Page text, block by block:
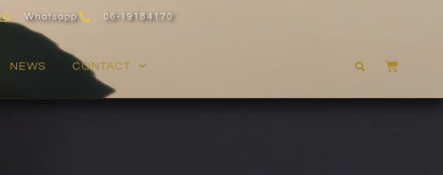
Whatsapp 06-19184170
NEWS CONTACT